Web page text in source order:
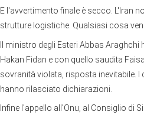
E l'avvertimento finale è secco. L'Iran
strutture logistiche. Qualsiasi cosa
Il ministro degli Esteri Abbas
Hakan Fidan e con quello saudita
sovranità violata, risposta inevitabile.
hanno rilasciato dichiarazioni.
Infine l'appello all'Onu, al Consiglio di